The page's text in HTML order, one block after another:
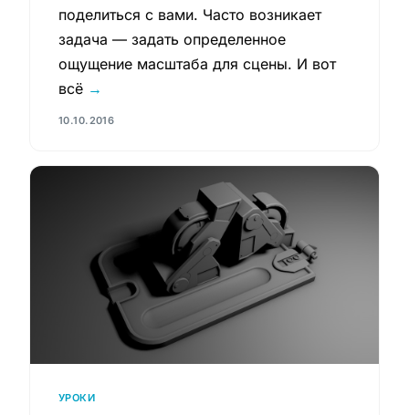
поделиться с вами. Часто возникает
задача — задать определенное
ощущение масштаба для сцены. И вот
всё →
10.10.2016
УРОКИ